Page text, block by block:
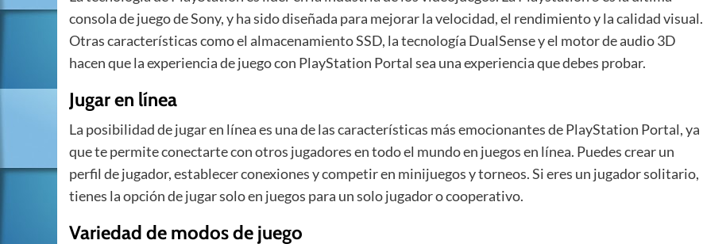
consola de juego de Sony, y ha sido diseñada para mejorar la velocidad, el rendimiento y la calidad visual.
Otras características como el almacenamiento SSD, la tecnología DualSense y el motor de audio 3D
hacen que la experiencia de juego con PlayStation Portal sea una experiencia que debes probar.
Jugar en línea
La posibilidad de jugar en línea es una de las características más emocionantes de PlayStation Portal, ya
que te permite conectarte con otros jugadores en todo el mundo en juegos en línea. Puedes crear un
perfil de jugador, establecer conexiones y competir en minijuegos y torneos. Si eres un jugador solitario,
tienes la opción de jugar solo en juegos para un solo jugador o cooperativo.
Variedad de modos de juego